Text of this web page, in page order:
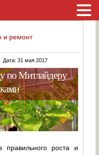
и ремонт
Дата: 31 мая 2017
по Митлайдеру
правильного роста и